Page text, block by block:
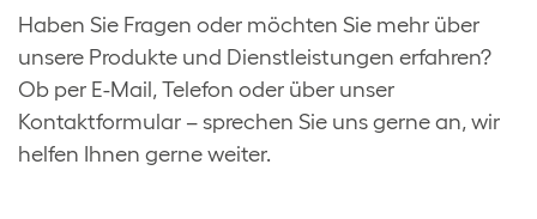
Haben Sie Fragen oder möchten Sie mehr über
unsere Produkte und Dienstleistungen erfahren?
Ob per E-Mail, Telefon oder über unser
Kontaktformular – sprechen Sie uns gerne an, wir
helfen Ihnen gerne weiter.